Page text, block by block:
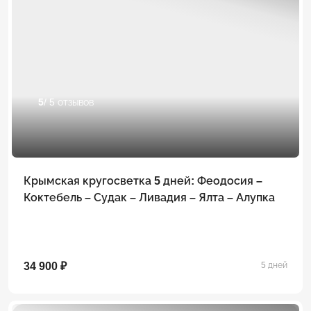
5/ 5 отзывов
Крымская кругосветка 5 дней: Феодосия –
Коктебель – Судак – Ливадия – Ялта – Алупка
34 900 ₽ 5 дней